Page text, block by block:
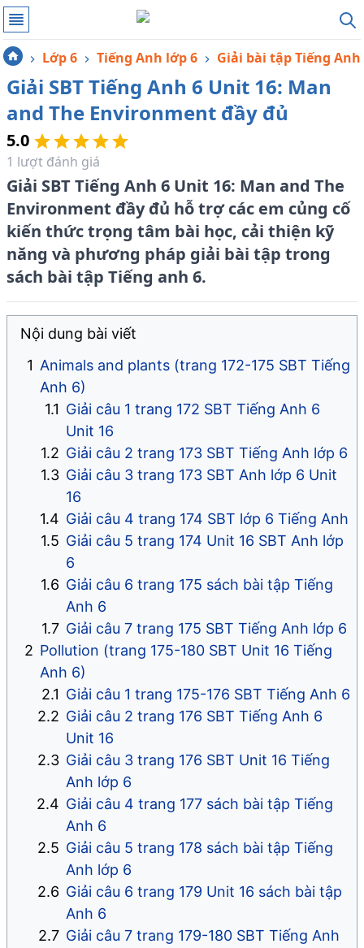
Lớp 6 Tiếng Anh lớp 6 Giải bài tập Tiếng Anh
Giải SBT Tiếng Anh 6 Unit 16: Man
and The Environment đầy đủ
Giải SBT Tiếng Anh 6 Unit 16: Man and The
Environment đầy đủ hỗ trợ các em củng cố
kiến thức trọng tâm bài học, cải thiện kỹ
năng và phương pháp giải bài tập trong
sách bài tập Tiếng anh 6.
5.0
1 lượt đánh giá
Nội dung bài viết
Animals and plants (trang 172-175 SBT Tiếng
Anh 6)
Giải câu 1 trang 172 SBT Tiếng Anh 6
Unit 16
Giải câu 2 trang 173 SBT Tiếng Anh lớp 6
Giải câu 3 trang 173 SBT Anh lớp 6 Unit
16
Giải câu 4 trang 174 SBT lớp 6 Tiếng Anh
Giải câu 5 trang 174 Unit 16 SBT Anh lớp
6
Giải câu 6 trang 175 sách bài tập Tiếng
Anh 6
Giải câu 7 trang 175 SBT Tiếng Anh lớp 6
Pollution (trang 175-180 SBT Unit 16 Tiếng
Anh 6)
Giải câu 1 trang 175-176 SBT Tiếng Anh 6
Giải câu 2 trang 176 SBT Tiếng Anh 6
Unit 16
Giải câu 3 trang 176 SBT Unit 16 Tiếng
Anh lớp 6
Giải câu 4 trang 177 sách bài tập Tiếng
Anh 6
Giải câu 5 trang 178 sách bài tập Tiếng
Anh lớp 6
Giải câu 6 trang 179 Unit 16 sách bài tập
Anh 6
Giải câu 7 trang 179-180 SBT Tiếng Anh